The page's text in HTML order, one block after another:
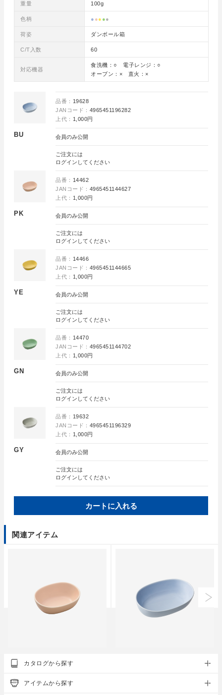
重量 100g
色柄 ● ●● ●●
荷姿 ダンボール箱
C/T入数 60
対応機器
食洗機：○ 電子レンジ：○
オーブン：× 直火：×
BU
品番： 19628
JANコード： 4965451196282
上代： 1,000円
会員のみ公開
ご注文には
ログイン してください
PK
品番： 14462
JANコード： 4965451144627
上代： 1,000円
会員のみ公開
ご注文には
ログイン してください
YE
品番： 14466
JANコード： 4965451144665
上代： 1,000円
会員のみ公開
ご注文には
ログイン してください
GN
品番： 14470
JANコード： 4965451144702
上代： 1,000円
会員のみ公開
ご注文には
ログイン してください
GY
品番： 19632
JANコード： 4965451196329
上代： 1,000円
会員のみ公開
ご注文には
ログイン してください
カートに入れる
関連アイテム
essence of life
oval ボウル〈S〉
●● ●●
カタログから探す
アイテムから探す